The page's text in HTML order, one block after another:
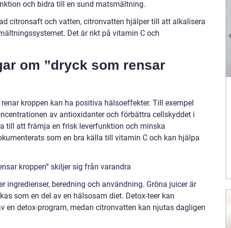
och bidra till en sund matsmältning.
citronsaft och vatten, citronvatten hjälper till att alkalisera
Det är rikt på vitamin C och
om ”dryck som rensar
kroppen kan ha positiva hälsoeffekter. Till exempel
av antioxidanter och förbättra cellskyddet i
till att främja en frisk leverfunktion och minska
som en bra källa till vitamin C och kan hjälpa
kroppen” skiljer sig från varandra
ingredienser, beredning och användning. Gröna juicer är
som en del av en hälsosam diet. Detox-teer kan
en detox-program, medan citronvatten kan njutas dagligen